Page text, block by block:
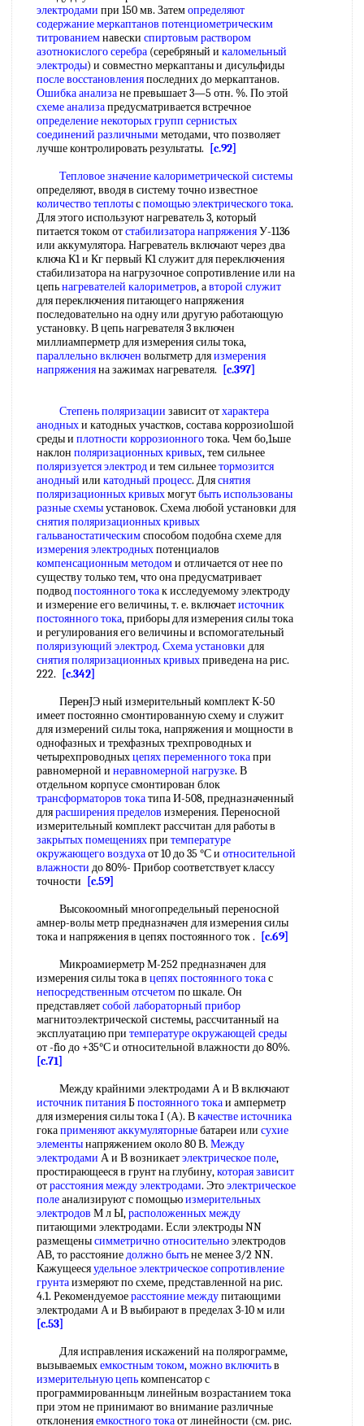
электродами при 150 мв. Затемопределяют
содержаниемеркаптанов потенциометрическим
титрованиемнавески спиртовым раствором
азотнокислого серебра (серебряный и каломельный
электроды) и совместно меркаптаны и дисульфиды
после восстановленияпоследних до меркаптанов.
Ошибка анализане превышает 3—5 отн. %. По этой
схеме анализапредусматривается встречное
определение некоторых групп сернистых
соединений различными методами, что позволяет
лучше контролировать результаты.
[c.92]
Тепловое значение калориметрической системы
определяют, вводя в систему точно известное
количество теплотыспомощью электрического тока.
Для этого используют нагреватель 3, который
питается током отстабилизатора напряженияУ-1136
или аккумулятора. Нагреватель включают через два
ключа К1 и Кг первый К1 служит для переключения
стабилизатора на нагрузочное сопротивление или на
цепьнагревателей калориметров, авторой служит
для переключения питающего напряжения
последовательно на одну или другую работающую
установку. В цепь нагревателя 3 включен
миллиамперметр для измерения силы тока,
параллельно включен вольтметр дляизмерения
напряженияна зажимах нагревателя. [c.397]
Степень поляризации зависит отхарактера
анодныхи катодных участков, состава коррозио1шой
среды и плотности коррозионноготока. Чем бо,1ьше
наклон поляризационных кривых, тем сильнее
поляризуется электроди тем сильнеетормозится
анодный или катодный процесс. Дляснятия
поляризационных кривыхмогутбыть использованы
разные схемыустановок. Схема любой установки для
снятия поляризационных кривых
гальваностатическимспособом подобна схеме для
измерения электродныхпотенциалов
компенсационным методоми отличается от нее по
существу только тем, что она предусматривает
подводпостоянного токак исследуемому электроду
и измерение его величины, т. е. включаетисточник
постоянного тока, приборы для измерения силы тока
и регулирования его величины и вспомогательный
поляризующий электрод. Схема установки для
снятия поляризационных кривыхприведена на рис.
222.
[c.342]
ПepeнJЭ ный измерительный комплект К-50
имеет постоянно смонтированную схему и служит
для измерений силы тока, напряжения и мощности в
однофазных и трехфазных трехпроводных и
четырехпроводныхцепях переменного токапри
равномерной и неравномерной нагрузке. В
отдельном корпусе смонтирован блок
трансформаторов токатипа И-508, предназначенный
длярасширения пределов измерения. Переносной
измерительный комплект рассчитан для работы в
закрытых помещенияхпри температуре
окружающего воздухаот 10 до 35 °С и относительной
влажности до 80%- Прибор соответствует классу
точности
[c.59]
Высокоомный многопредельный переносной
амнер-волы метр предназначен для измерения силы
тока и напряжения в цепях постоянного ток .
[c.69]
Микроамиерметр М-252 предназначен для
измерения силы тока в цепях постоянного токас
непосредственным отсчетомпо шкале. Он
представляетсобой лабораторный прибор
магнитоэлектрической системы, рассчитанный на
эксплуатацию при температуре окружающей среды
от -fio до +35°С и относительной влажности до 80%.
[c.71]
Между крайними электродами А и В включают
источник питанияБпостоянного токаи амперметр
для измерения силы тока I (А). Вкачестве источника
гокаприменяют аккумуляторныебатареи или сухие
элементынапряжением около 80 В. Между
электродами А и В возникаетэлектрическое поле,
простирающееся в грунт на глубину,которая зависит
отрасстояния между электродами. Этоэлектрическое
полеанализируют с помощьюизмерительных
электродов М л Ы,расположенных между
питающими электродами. Если электроды NN
размещенысимметрично относительноэлектродов
АВ, то расстояниедолжно бытьне менее 3/2 NN.
Кажущеесяудельное электрическое сопротивление
грунтаизмеряют по схеме, представленной на рис.
4.1. Рекомендуемоерасстояние междупитающими
электродами А и В выбирают в пределах 3-10 м или
[c.53]
Для исправления искажений на полярограмме,
вызываемыхемкостным током,можно включитьв
измерительную цепькомпенсатор с
программированньцм линейным возрастанием тока
при этом не принимают во внимание различные
отклоненияемкостного токаот линейности (см. рис.